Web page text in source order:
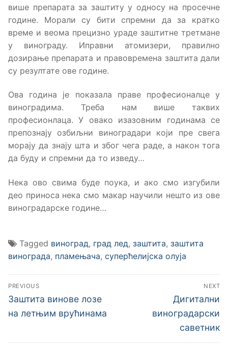
више препарата за заштиту у односу на просечне
године. Морали су бити спремни да за кратко
време и веома прецизно ураде заштитне третмане
у винограду. Иправни атомизери, правилно
дозирање препарата и правовремена заштита дали
су резултате ове године.
Ова година је показала праве професионалце у
виноградима. Треба нам више таквих
професионлаца. У овако изазовним годинама се
препознају озбиљни виноградари који пре свега
морају да знају шта и због чега раде, а након тога
да буду и спремни да то изведу…
Нека ово свима буде поука, и ако смо изгубили
део приноса нека смо макар научили нешто из ове
виноградарске године…
Tagged виноград, град лед, заштита, заштита
винограда, пламењача, суперћелијска олуја
Кретање
чланка
PREVIOUS
Previous
post:
Заштита винове лозе
на летњим врућинама
NEXT
Next
post:
Дигитални
виноградарски
саветник